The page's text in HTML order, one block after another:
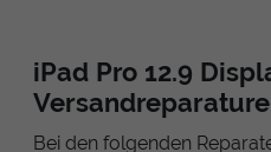
iPad Pro 12.9
Bei den folgenden